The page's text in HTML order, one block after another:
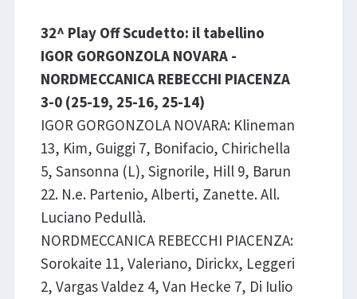
32^ Play Off Scudetto: il tabellino
IGOR GORGONZOLA NOVARA -
NORDMECCANICA REBECCHI PIACENZA
3-0 (25-19, 25-16, 25-14)
IGOR GORGONZOLA NOVARA: Klineman
13, Kim, Guiggi 7, Bonifacio, Chirichella
5, Sansonna (L), Signorile, Hill 9, Barun
22. N.e. Partenio, Alberti, Zanette. All.
Luciano Pedullà.
NORDMECCANICA REBECCHI PIACENZA:
Sorokaite 11, Valeriano, Dirickx, Leggeri
2, Vargas Valdez 4, Van Hecke 7, Di Iulio